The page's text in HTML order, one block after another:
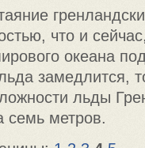
что и
океана
замедлится,
льды
семь метров.